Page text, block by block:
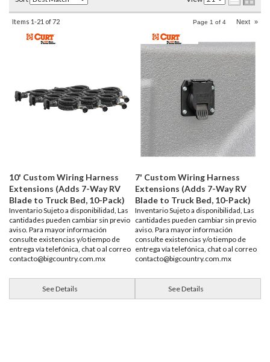
Items 1-21 of72 Page 1 of 4 Next »
10' Custom Wiring Harness
Extensions (Adds 7-Way RV
Blade to Truck Bed, 10-Pack)
Inventario Sujeto a disponibilidad, Las
cantidades pueden cambiar sin previo
aviso. Para mayor información
consulte existencias y/o tiempo de
entrega vía telefónica, chat o al correo
contacto@bigcountry.com.mx
See Details
7' Custom Wiring Harness
Extensions (Adds 7-Way RV
Blade to Truck Bed, 10-Pack)
Inventario Sujeto a disponibilidad, Las
cantidades pueden cambiar sin previo
aviso. Para mayor información
consulte existencias y/o tiempo de
entrega vía telefónica, chat o al correo
contacto@bigcountry.com.mx
See Details